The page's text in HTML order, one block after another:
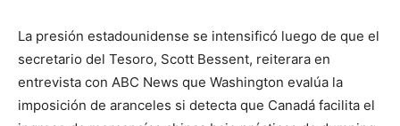
La presión estadounidense se intensificó luego de que el
secretario del Tesoro, Scott Bessent, reiterara en
entrevista con ABC News que Washington evalúa la
imposición de aranceles si detecta que Canadá facilita el